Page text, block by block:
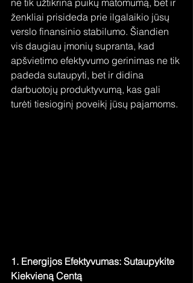
ne tik užtikrina puikų matomumą, bet ir
ženkliai prisideda prie ilgalaikio jūsų
verslo finansinio stabilumo. Šiandien
vis daugiau įmonių supranta, kad
apšvietimo efektyvumo gerinimas ne tik
padeda sutaupyti, bet ir didina
darbuotojų produktyvumą, kas gali
turėti tiesioginį poveikį jūsų pajamoms.
1. Energijos Efektyvumas: Sutaupykite
Kiekvieną Centą